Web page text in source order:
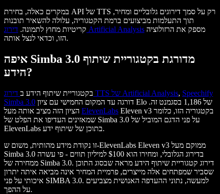
במקרים כאלה, בחירת API של TTS רק על סמך דירוגים גלובליים ומחיר,
תוך התעלמות מביצועים ברמת הקטגוריה, עלולה להשאיר תובנות
קריטיות מחוץ לתמונה. דירוג Artificial Analysis
הזו, וכדאי לנצל אותה.
איפה Simba 3.0 מדורגת בקטגוריית שיתוף
הידע?
בקטגוריית שיתוף הידע ב דירוג TTS של Artificial Analysis, Speechify
Simba 3.0
ElevenLabs Eleven v3 בקטגוריה הזו, כלומר
שמאזינים העדיפו את הפלט של Simba 3.0 על פני הדגם המוביל של
ElevenLabs בתוכן של שיתוף ידע.
זו נקודת מידע מהותית, משום ש-ElevenLabs Eleven v3 ממוקם מעל
Simba 3.0 בדירוג הגלובלי, ומחירו הוא $100 למיליון תווים - פי עשרה
ממחירה של Simba 3.0. דירוג קטגוריית שיתוף הידע מראה שבסוג התוכן
שסביר שמפתחים אלה מייצרים, פרמיית המחיר אינה מביאה איתה יתרון
איכותי על פני SIMBA 3.0. למעשה, נתוני ההעדפה האנושית מצביעים
על ההפך.